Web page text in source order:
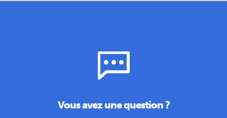
Vous avez une question ?